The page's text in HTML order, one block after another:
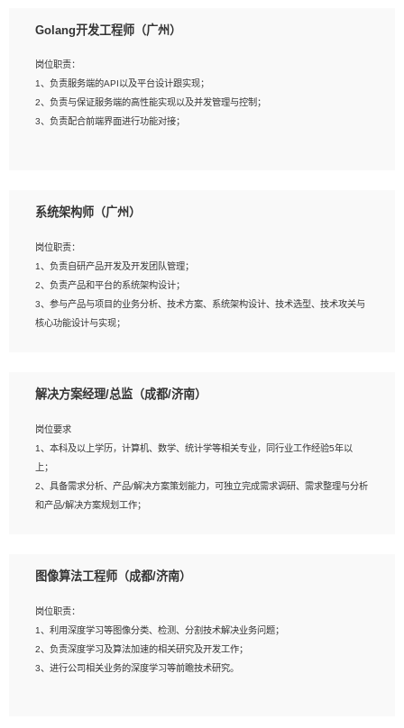
2、熟悉PostgreSQL、redis、MongoDB、ElasticSearch等开源数据库运维管理，
4、熟悉Hadoop、HBASE、Spark等大数据平台优先。
5、熟悉linux或任意一种unix操作系统，如有较强操作系统侧工作经验者优先。
6、具备丰富的项目实施经验，较强的自我学习能力。
Golang开发工程师（广州）
岗位职责：
1、负责服务端的API以及平台设计跟实现；
2、负责与保证服务端的高性能实现以及并发管理与控制；
3、负责配合前端界面进行功能对接；
2、1年以上Golang开发工作经验，能独立完成相应项目开发；
与实现，熟悉常用开源框架及设计模式；
4、熟悉Golang、连接池、消息队列等组件使用、熟悉后端开发、测试、调试流程
跟工具使用；
5、对技术有激情，喜欢钻研，能快速接受和掌握新技术，学习能力和工作责任心
强，良好的沟通表达能力和团队协作能力。
系统架构师（广州）
岗位职责：
1、负责自研产品开发及开发团队管理；
2、负责产品和平台的系统架构设计；
3、参与产品与项目的业务分析、技术方案、系统架构设计、技术选型、技术攻关与
核心功能设计与实现；
岗位要求：
1、全日制统招本科及以上学历，计算机相关专业毕业，5年以上开发工作经验；
2、具有扎实的java编程功底和良好的编码习惯，有分布式、多线程及高并发系统开
发经验和性能调优经验尤佳；熟悉JVM调优；掌握基础中间件、基础架构方案和云
平台、云产品功能特性，熟练使用相关平台的功能和了解其背后实现机制；
研发管理流程建设经验；
种常用框架和技术Springboot、Shiro、springcloud等；熟悉Linux常用命令和了解
常用脚本语言，较丰富的线上系统运维经验，复杂问题排查思路清晰。
解决方案经理/总监（成都/济南）
岗位要求
1、本科及以上学历，计算机、数学、统计学等相关专业，同行业工作经验5年以
上；
2、具备需求分析、产品/解决方案策划能力，可独立完成需求调研、需求整理与分析
和产品/解决方案规划工作；
相关的解决方案，包括视频分析、图像识别、NLP、OCR、机器学习等；
AI算法框架，对人脸识别、目标检测、图像识别、OCR、NLP等AI算法有深刻理
解。具有AI平台级产品/解决方案从业经验者优先。具有大数据技术背景者优先；
6、具备良好的客户意识与沟通能力，善于学习思考、创新与团队协作，认真负责、
执行力与抗压力强。
图像算法工程师（成都/济南）
岗位职责：
1、利用深度学习等图像分类、检测、分割技术解决业务问题；
2、负责深度学习及算法加速的相关研究及开发工作；
3、进行公司相关业务的深度学习等前瞻技术研究。